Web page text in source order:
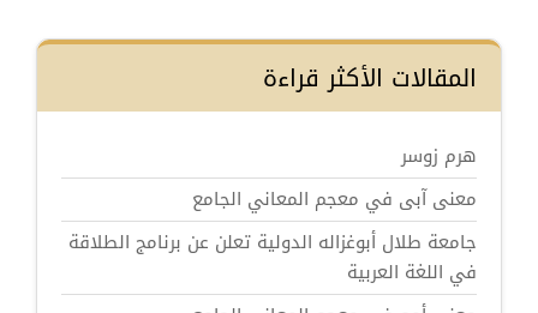
المقالات الأكثر قراءة
هرم زوسر
معنى آبى في معجم المعاني الجامع
جامعة طلال أبوغزاله الدولية تعلن عن برنامج الطلاقة
في اللغة العربية